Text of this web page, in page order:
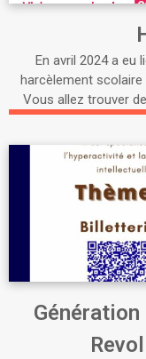
En avril 2024 a eu
harcèlement scolaire
Vous allez trouver
Génération